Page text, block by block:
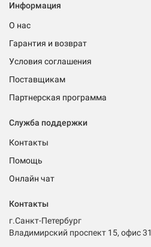
Информация
О нас
Гарантия и возврат
Условия соглашения
Поставщикам
Партнерская программа
Служба поддержки
Контакты
Помощь
Онлайн чат
Контакты
г.Санкт-Петербург
Владимирский проспект 15, офис 31